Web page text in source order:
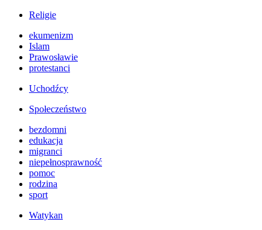
Religie
ekumenizm
Islam
Prawosławie
protestanci
Uchodźcy
Społeczeństwo
bezdomni
edukacja
migranci
niepełnosprawność
pomoc
rodzina
sport
Watykan